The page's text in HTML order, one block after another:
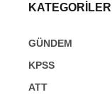
KATEGORİLER
GÜNDEM
KPSS
ATT